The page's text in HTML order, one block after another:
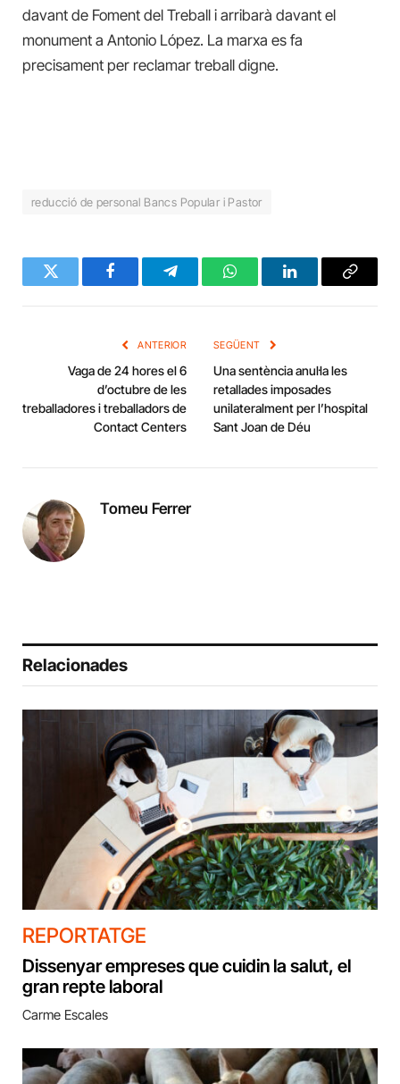
davant de Foment del Treball i arribarà davant el
monument a Antonio López. La marxa es fa
precisament per reclamar treball digne.
reducció de personal Bancs Popular i Pastor
Twitter FacebookTelegramWhatsAppLinkedInCopy
ANTERIOR
Vaga de 24 hores el 6
d’octubre de les
treballadores i treballadors de
Contact Centers
SEGÜENT
Una sentència anul·la les
retallades imposades
unilateralment per l’hospital
Sant Joan de Déu
Tomeu Ferrer
Relacionades
REPORTATGE
Dissenyar empreses que cuidin la salut, el
gran repte laboral
Carme Escales